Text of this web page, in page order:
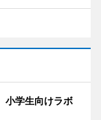
小学生向けラボ